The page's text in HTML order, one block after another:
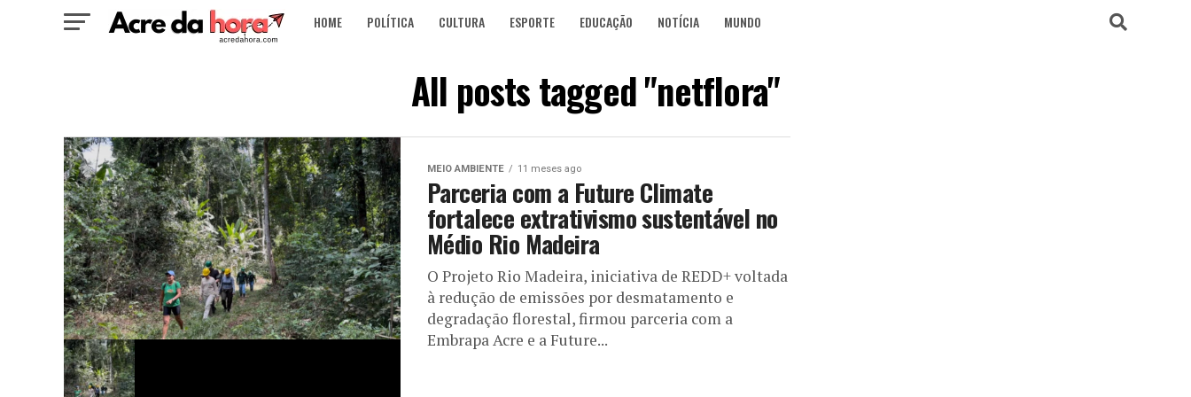
HOME POLÍTICA CULTURA ESPORTE EDUCAÇÃO NOTÍCIA MUNDO
All posts tagged "netflora"
MEIO AMBIENTE 11 meses ago
Parceria com a Future Climate
fortalece extrativismo sustentável no
Médio Rio Madeira
O Projeto Rio Madeira, iniciativa de REDD+ voltada
à redução de emissões por desmatamento e
degradação florestal, firmou parceria com a
Embrapa Acre e a Future...